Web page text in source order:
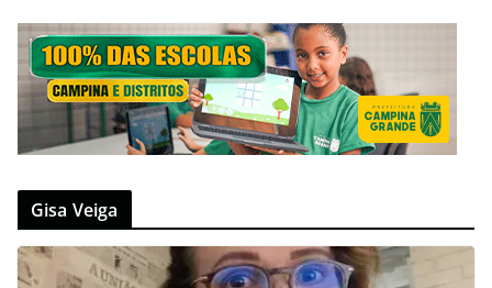
Gisa Veiga